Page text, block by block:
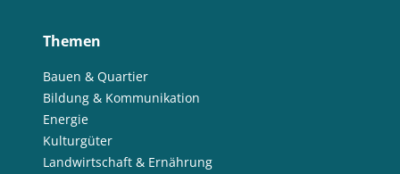
Themen
Bauen & Quartier
Bildung & Kommunikation
Energie
Kulturgüter
Landwirtschaft & Ernährung